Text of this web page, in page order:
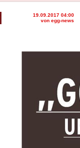
19.09.2017 04:00
von egg-news